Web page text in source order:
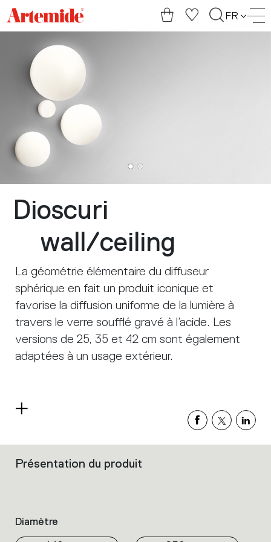
Artemide
home
FR
Dioscuri
wall/ceiling
La géométrie élémentaire du diffuseur
sphérique en fait un produit iconique et
favorise la diffusion uniforme de la lumière à
travers le verre soufflé gravé à l’acide. Les
versions de 25, 35 et 42 cm sont également
adaptées à un usage extérieur.
Read
Filters
properties
within
Présentation du produit
Diamètre